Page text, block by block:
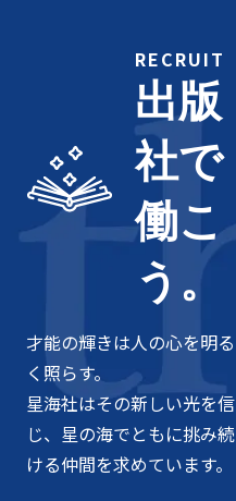
RECRUIT
出版
社で
働こ
う。
才能の輝きは人の心を明る
く照らす。
星海社はその新しい光を信
じ、星の海でともに挑み続
ける仲間を求めています。